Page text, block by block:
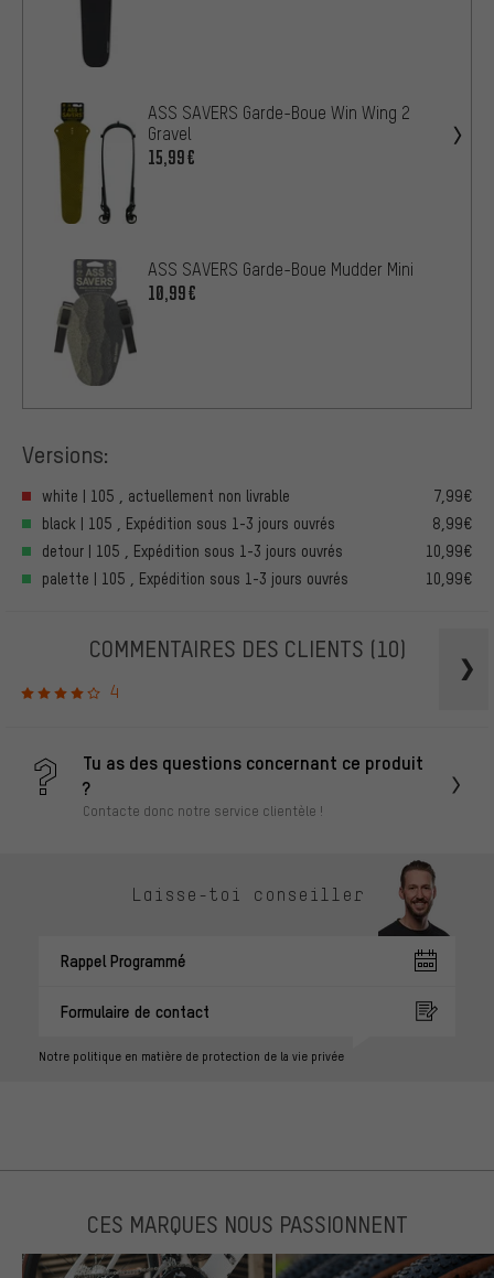
ASS SAVERS Garde-Boue Win Wing 2
Gravel
15,99€
ASS SAVERS Garde-Boue Mudder Mini
10,99€
Versions:
white | 105 , actuellement non livrable
7,99€
black | 105 , Expédition sous 1-3 jours ouvrés
8,99€
detour | 105 , Expédition sous 1-3 jours ouvrés
10,99€
palette | 105 , Expédition sous 1-3 jours ouvrés
10,99€
COMMENTAIRES DES CLIENTS (10)
4
Tu as des questions concernant ce produit
?
Contacte donc notre service clientèle !
Laisse-toi conseiller
Rappel Programmé
Formulaire de contact
Notre politique en matière de protection de la vie privée
CES MARQUES NOUS PASSIONNENT